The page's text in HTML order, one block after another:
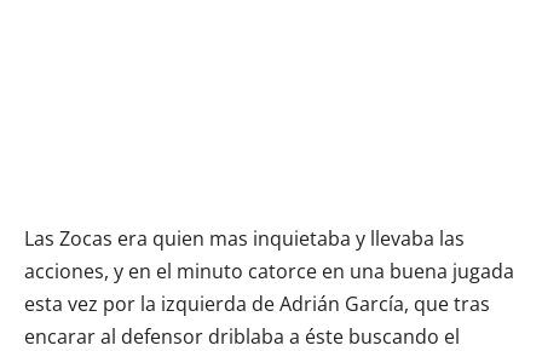
Las Zocas era quien mas inquietaba y llevaba las
acciones, y en el minuto catorce en una buena jugada
esta vez por la izquierda de Adrián García, que tras
encarar al defensor driblaba a éste buscando el